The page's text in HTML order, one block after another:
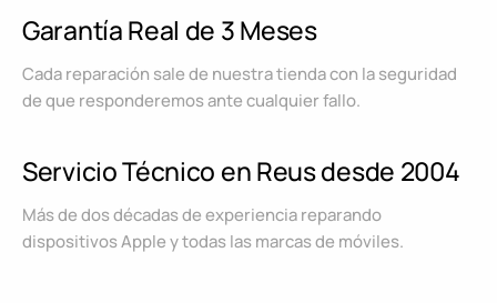
Garantía Real de 3 Meses
Cada reparación sale de nuestra tienda con la seguridad
de que responderemos ante cualquier fallo.
Servicio Técnico en Reus desde 2004
Más de dos décadas de experiencia reparando
dispositivos Apple y todas las marcas de móviles.